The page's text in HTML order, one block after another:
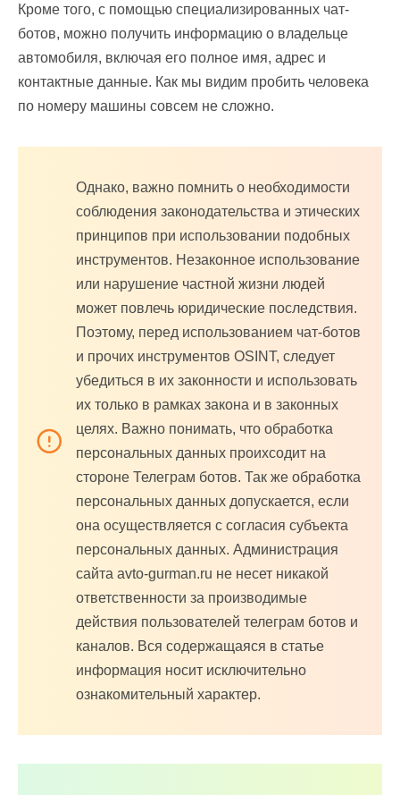
Кроме того, с помощью специализированных чат-
ботов, можно получить информацию о владельце
автомобиля, включая его полное имя, адрес и
контактные данные. Как мы видим пробить человека
по номеру машины совсем не сложно.
Однако, важно помнить о необходимости
соблюдения законодательства и этических
принципов при использовании подобных
инструментов. Незаконное использование
или нарушение частной жизни людей
может повлечь юридические последствия.
Поэтому, перед использованием чат-ботов
и прочих инструментов OSINT, следует
убедиться в их законности и использовать
их только в рамках закона и в законных
целях. Важно понимать, что обработка
персональных данных проихсодит на
стороне Телеграм ботов. Так же обработка
персональных данных допускается, если
она осуществляется с согласия субъекта
персональных данных. Администрация
сайта avto-gurman.ru не несет никакой
ответственности за производимые
действия пользователей телеграм ботов и
каналов. Вся содержащаяся в статье
информация носит исключительно
ознакомительный характер.